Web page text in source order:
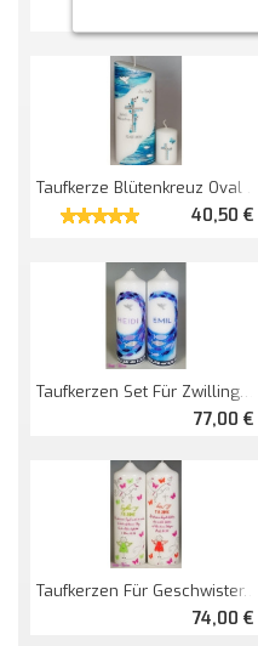
Taufkerze Blütenkreuz Oval Abg.
40,50 €
Taufkerzen Set Für Zwillinge "Lennart"
77,00 €
Taufkerzen Für Geschwister/Zwillinge "Lahja" Set
74,00 €